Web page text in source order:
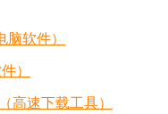
软件）
）
速下载工具）